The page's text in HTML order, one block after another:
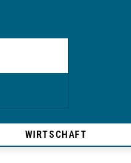
WIRTSCHAFT